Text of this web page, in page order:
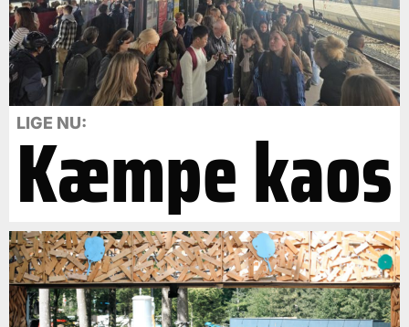
LIGE NU:
Kæmpe kaos